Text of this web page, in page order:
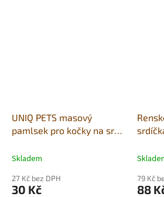
UNIQ PETS masový
pamlsek pro kočky na srst
kachním masem 50g
Skladem
27 Kč bez DPH
30 Kč
79 Kč
88